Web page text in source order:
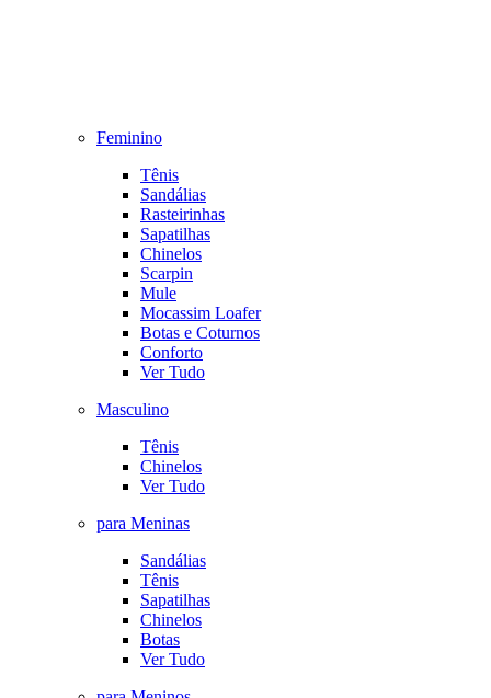
Feminino
Tênis
Sandálias
Rasteirinhas
Sapatilhas
Chinelos
Scarpin
Mule
Mocassim Loafer
Botas e Coturnos
Conforto
Ver Tudo
Masculino
Tênis
Chinelos
Ver Tudo
para Meninas
Sandálias
Tênis
Sapatilhas
Chinelos
Botas
Ver Tudo